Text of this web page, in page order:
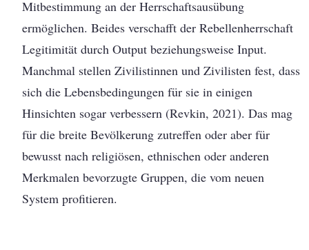
Mitbestimmung an der Herrschaftsausübung
ermöglichen. Beides verschafft der Rebellenherrschaft
Legitimität durch Output beziehungsweise Input.
Manchmal stellen Zivilistinnen und Zivilisten fest, dass
sich die Lebensbedingungen für sie in einigen
Hinsichten sogar verbessern (Revkin, 2021). Das mag
für die breite Bevölkerung zutreffen oder aber für
bewusst nach religiösen, ethnischen oder anderen
Merkmalen bevorzugte Gruppen, die vom neuen
System profitieren.